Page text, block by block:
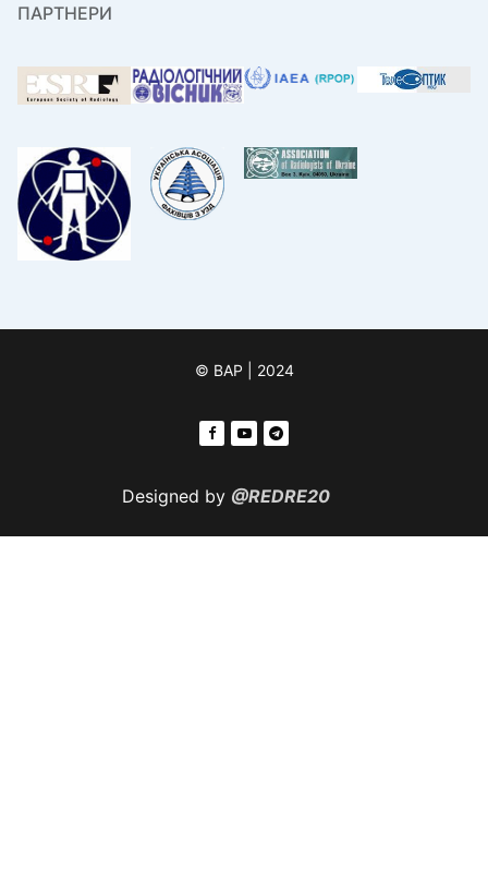
ПАРТНЕРИ
© ВАР | 2024
Designed by @REDRE20